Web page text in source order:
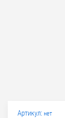
Артикул: нет